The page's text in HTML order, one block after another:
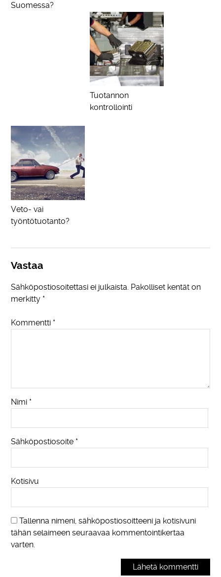
Suomessa?
Tuotannon
kontrollointi
Veto- vai
työntötuotanto?
Vastaa
Sähköpostiosoitettasi ei julkaista. Pakolliset kentät on
merkitty *
Kommentti *
Nimi *
Sähköpostiosoite *
Kotisivu
Tallenna nimeni, sähköpostiosoitteeni ja kotisivuni
tähän selaimeen seuraavaa kommentointikertaa
varten.